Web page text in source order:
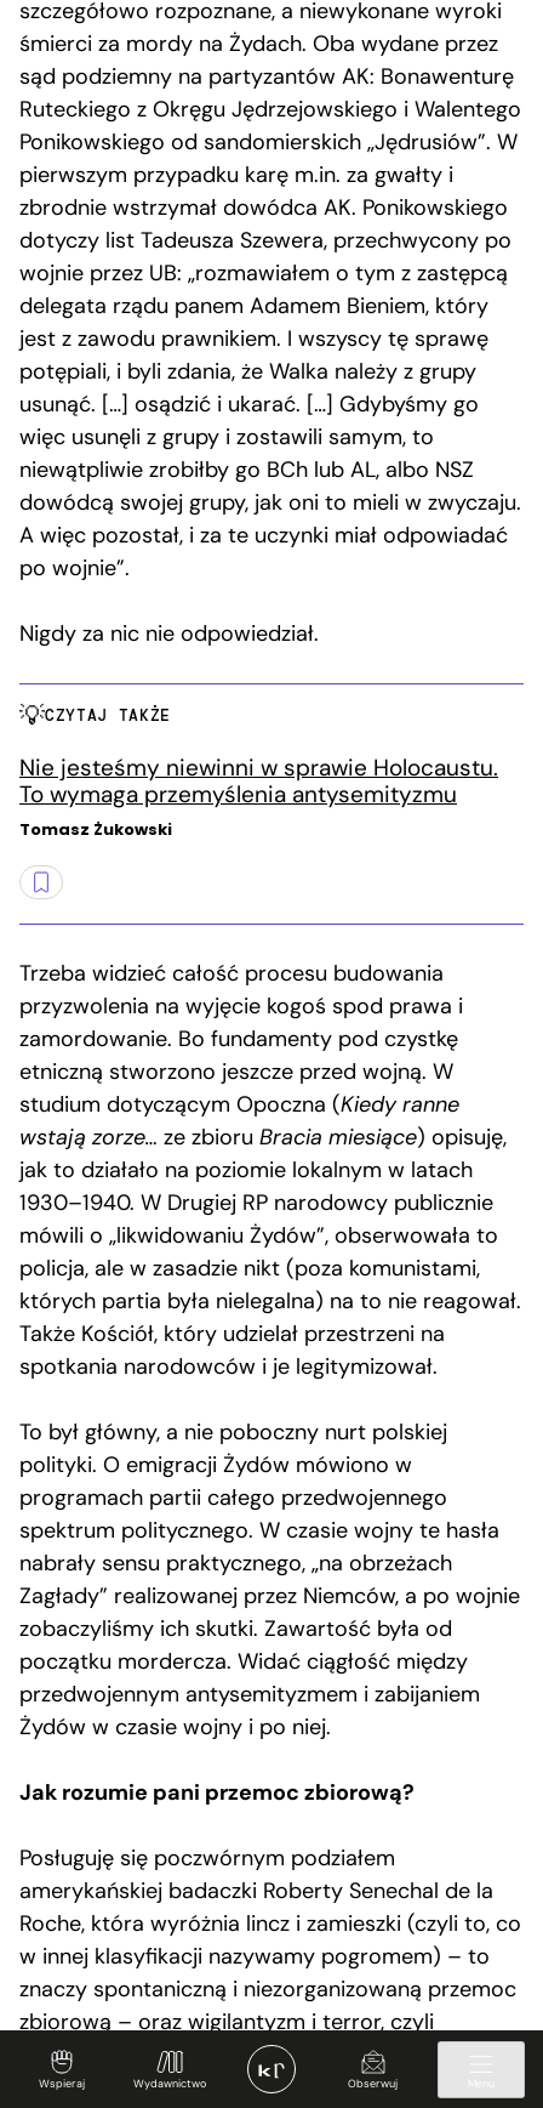
Wspieraj Wydawnictwo Obserwuj
szczegółowo rozpoznane, a niewykonane wyroki
śmierci za mordy na Żydach. Oba wydane przez
sąd podziemny na partyzantów AK: Bonawenturę
Ruteckiego z Okręgu Jędrzejowskiego i Walentego
Ponikowskiego od sandomierskich „Jędrusiów”. W
pierwszym przypadku karę m.in. za gwałty i
zbrodnie wstrzymał dowódca AK. Ponikowskiego
dotyczy list Tadeusza Szewera, przechwycony po
wojnie przez UB: „rozmawiałem o tym z zastępcą
delegata rządu panem Adamem Bieniem, który
jest z zawodu prawnikiem. I wszyscy tę sprawę
potępiali, i byli zdania, że Walka należy z grupy
usunąć. […] osądzić i ukarać. […] Gdybyśmy go
więc usunęli z grupy i zostawili samym, to
niewątpliwie zrobiłby go BCh lub AL, albo NSZ
dowódcą swojej grupy, jak oni to mieli w zwyczaju.
A więc pozostał, i za te uczynki miał odpowiadać
po wojnie”.
Nigdy za nic nie odpowiedział.
CZYTAJ TAKŻE
Nie jesteśmy niewinni w sprawie Holocaustu.
To wymaga przemyślenia antysemityzmu
Tomasz Żukowski
Trzeba widzieć całość procesu budowania
przyzwolenia na wyjęcie kogoś spod prawa i
zamordowanie. Bo fundamenty pod czystkę
etniczną stworzono jeszcze przed wojną. W
studium dotyczącym Opoczna (Kiedy ranne
wstają zorze… ze zbioru Bracia miesiące) opisuję,
jak to działało na poziomie lokalnym w latach
1930–1940. W Drugiej RP narodowcy publicznie
mówili o „likwidowaniu Żydów”, obserwowała to
policja, ale w zasadzie nikt (poza komunistami,
których partia była nielegalna) na to nie reagował.
Także Kościół, który udzielał przestrzeni na
spotkania narodowców i je legitymizował.
To był główny, a nie poboczny nurt polskiej
polityki. O emigracji Żydów mówiono w
programach partii całego przedwojennego
spektrum politycznego. W czasie wojny te hasła
nabrały sensu praktycznego, „na obrzeżach
Zagłady” realizowanej przez Niemców, a po wojnie
zobaczyliśmy ich skutki. Zawartość była od
początku mordercza. Widać ciągłość między
przedwojennym antysemityzmem i zabijaniem
Żydów w czasie wojny i po niej.
Jak rozumie pani przemoc zbiorową?
Posługuję się poczwórnym podziałem
amerykańskiej badaczki Roberty Senechal de la
Roche, która wyróżnia lincz i zamieszki (czyli to, co
w innej klasyfikacji nazywamy pogromem) – to
znaczy spontaniczną i niezorganizowaną przemoc
zbiorową – oraz wigilantyzm i terror, czyli
przemoc zorganizowaną. Wigilantyzm to
patrolowanie granic. WBraciach miesiącach